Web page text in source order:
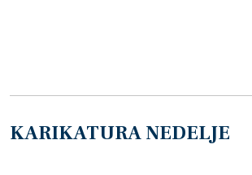
KARIKATURA NEDELJE